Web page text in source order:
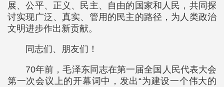
展、公平、正义、民主、自由的国家和人民，共同探
讨实现广泛、真实、管用的民主的路径，为人类政治
文明进步作出新贡献。
同志们、朋友们！
70年前，毛泽东同志在第一届全国人民代表大会
第一次会议上的开幕词中，发出“为建设一个伟大的